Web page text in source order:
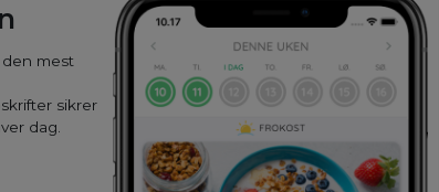
mest
sikrer
dag.